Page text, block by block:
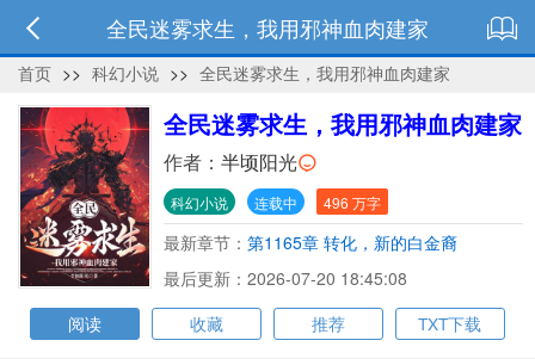
全民迷雾求生，我用邪神血肉建家
首页 >> 科幻小说 >> 全民迷雾求生，我用邪神血肉建家
全民迷雾求生，我用邪神血肉建家
作者： 半顷阳光
科幻小说 连载中 496 万字
最新章节： 第1165章 转化，新的白金裔
最后更新：2026-07-20 18:45:08
阅读
收藏 推荐 TXT下载